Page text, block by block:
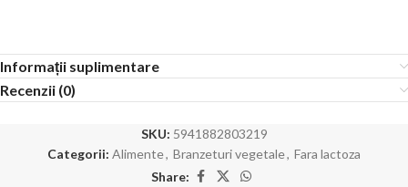
Informații suplimentare
Recenzii (0)
SKU: 5941882803219
Categorii: Alimente, Branzeturi vegetale, Fara lactoza
Share: